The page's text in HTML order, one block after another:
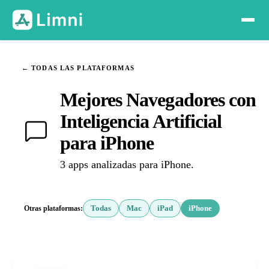
← TODAS LAS PLATAFORMAS
Mejores Navegadores con
Inteligencia Artificial
para iPhone
3 apps analizadas para iPhone.
Otras plataformas: Todas Mac iPad iPhone